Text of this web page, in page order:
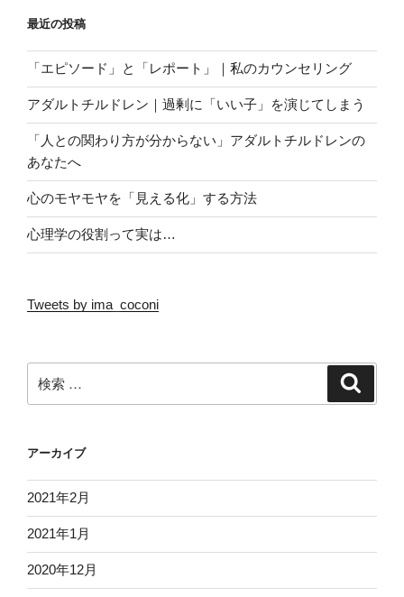
最近の投稿
「エピソード」と「レポート」｜私のカウンセリング
アダルトチルドレン｜過剰に「いい子」を演じてしまう
「人との関わり方が分からない」アダルトチルドレンの
あなたへ
心のモヤモヤを「見える化」する方法
心理学の役割って実は…
Tweets by ima_coconi
検
索:
アーカイブ
2021年2月
2021年1月
2020年12月